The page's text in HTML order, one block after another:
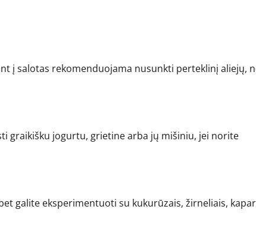
į salotas rekomenduojama nusunkti perteklinį aliejų,
graikišku jogurtu, grietine arba jų mišiniu, jei norite
galite eksperimentuoti su kukurūzais, žirneliais,